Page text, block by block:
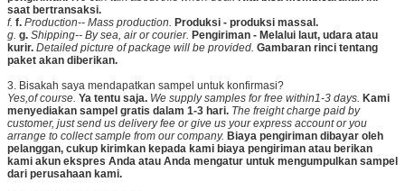
saat bertransaksi.
f. f. Production-- Mass production. Produksi - produksi massal.
g. g. Shipping-- By sea, air or courier. Pengiriman - Melalui laut, udara atau
kurir. Detailed picture of package will be provided. Gambaran rinci tentang
paket akan diberikan.
3. Bisakah saya mendapatkan sampel untuk konfirmasi?
Yes,of course. Ya tentu saja. We supply samples for free within1-3 days. Kami
menyediakan sampel gratis dalam 1-3 hari. The freight charge paid by
customer, just send us delivery fee or give us your express account or you
arrange to collect sample from our company. Biaya pengiriman dibayar oleh
pelanggan, cukup kirimkan kepada kami biaya pengiriman atau berikan
kami akun ekspres Anda atau Anda mengatur untuk mengumpulkan sampel
dari perusahaan kami.